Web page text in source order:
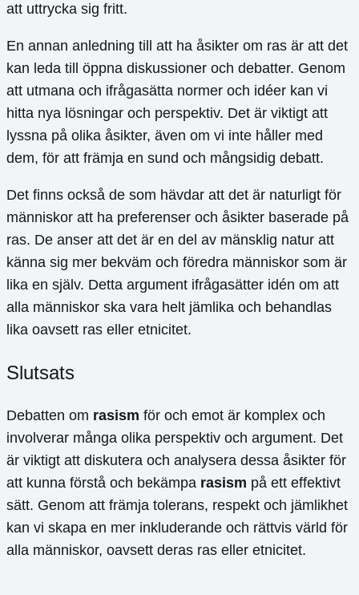
att uttrycka sig fritt.
En annan anledning till att ha åsikter om ras är att det
kan leda till öppna diskussioner och debatter. Genom
att utmana och ifrågasätta normer och idéer kan vi
hitta nya lösningar och perspektiv. Det är viktigt att
lyssna på olika åsikter, även om vi inte håller med
dem, för att främja en sund och mångsidig debatt.
Det finns också de som hävdar att det är naturligt för
människor att ha preferenser och åsikter baserade på
ras. De anser att det är en del av mänsklig natur att
känna sig mer bekväm och föredra människor som är
lika en själv. Detta argument ifrågasätter idén om att
alla människor ska vara helt jämlika och behandlas
lika oavsett ras eller etnicitet.
Slutsats
Debatten om rasism för och emot är komplex och
involverar många olika perspektiv och argument. Det
är viktigt att diskutera och analysera dessa åsikter för
att kunna förstå och bekämpa rasism på ett effektivt
sätt. Genom att främja tolerans, respekt och jämlikhet
kan vi skapa en mer inkluderande och rättvis värld för
alla människor, oavsett deras ras eller etnicitet.